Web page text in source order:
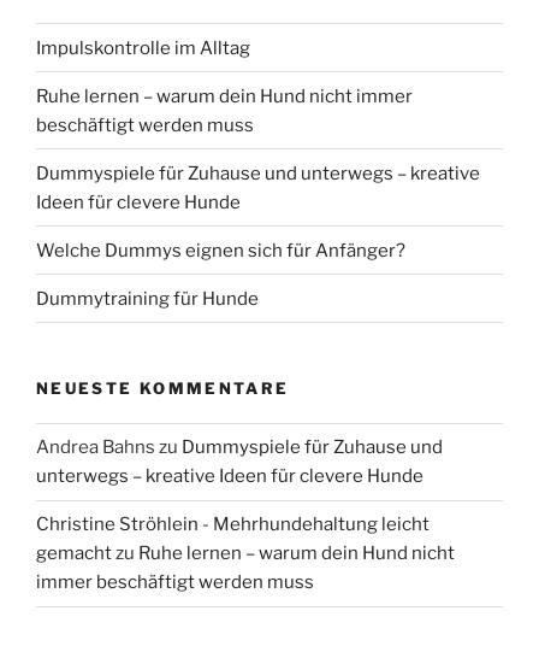
Impulskontrolle im Alltag
Ruhe lernen – warum dein Hund nicht immer
beschäftigt werden muss
Dummyspiele für Zuhause und unterwegs – kreative
Ideen für clevere Hunde
Welche Dummys eignen sich für Anfänger?
Dummytraining für Hunde
NEUESTE KOMMENTARE
Andrea Bahns zu Dummyspiele für Zuhause und
unterwegs – kreative Ideen für clevere Hunde
Christine Ströhlein - Mehrhundehaltung leicht
gemachtzu Ruhe lernen – warum dein Hund nicht
immer beschäftigt werden muss